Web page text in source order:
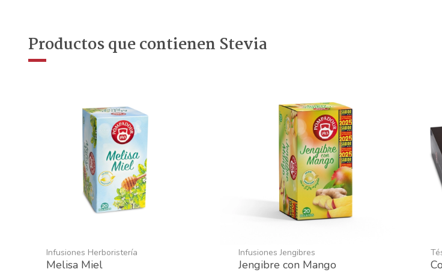
Productos que contienen Stevia
Infusiones Herboristería
Melisa Miel
Infusiones Jengibres
Jengibre con Mango